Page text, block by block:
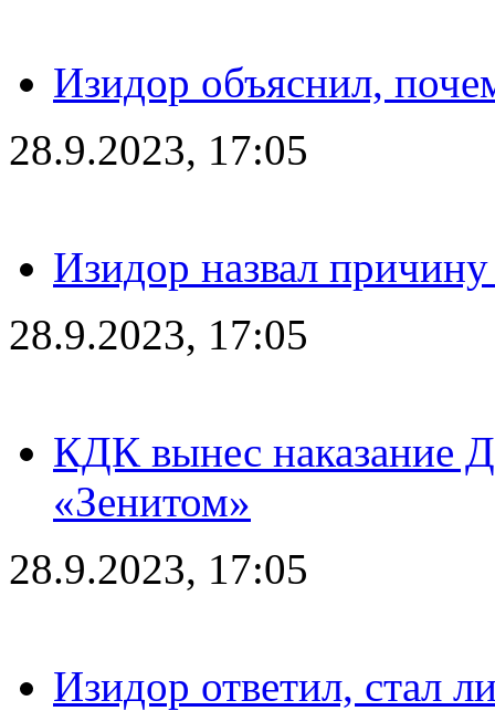
Изидор объяснил,
28.9.2023, 17:05
Изидор назвал
28.9.2023, 17:05
КДК вынес наказание
«Зенитом»
28.9.2023, 17:05
Изидор ответил, стал